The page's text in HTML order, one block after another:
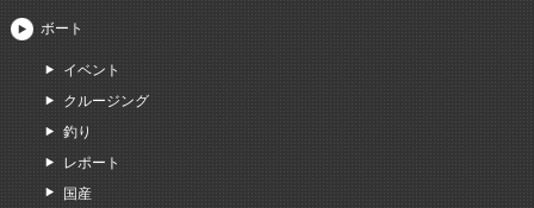
ボート
イベント
クルージング
釣り
レポート
国産